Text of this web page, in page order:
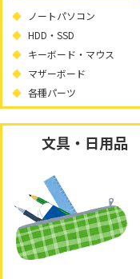
ノートパソコン
HDD・SSD
キーボード・マウス
マザーボード
各種パーツ
文具・日用品